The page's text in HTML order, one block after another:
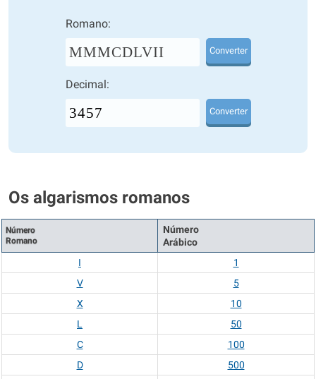
Romano:
MMMCDLVII Converter
Decimal:
Converter
Os algarismos romanos
Número
Romano
Número
Arábico
I
1
V
5
X
10
L
50
C
100
D
500